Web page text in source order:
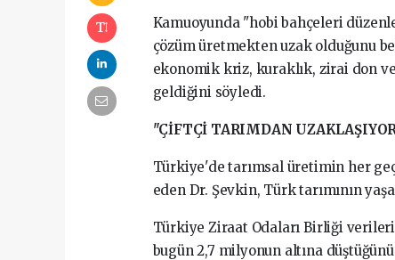
Kamuoyunda "hobi bahçeleri
çözüm üretmekten uzak olduğunu
ekonomik kriz, kuraklık, zirai don
geldiğini söyledi.
"ÇİFTÇİ TARIMDAN
Türkiye'de tarımsal üretimin her
eden Dr. Şevkin, Türk tarımının
Türkiye Ziraat Odaları Birliği
bugün 2,7 milyonun altına